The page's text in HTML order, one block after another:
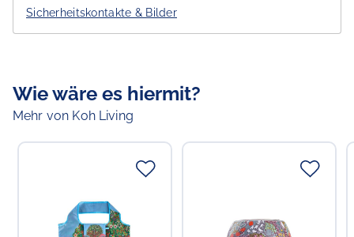
Verantwortlicher Lebensmittelunternehmer
Verantwortliche Person in der EU
Choppy's Food & Non-Food GmbH
Deutschland
Sicherheitskontakte & Bilder
Wie wäre es hiermit?
Mehr von Koh Living